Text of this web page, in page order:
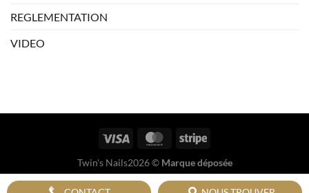
REGLEMENTATION
VIDEO
Twin's Nails2026 © Marque déposée